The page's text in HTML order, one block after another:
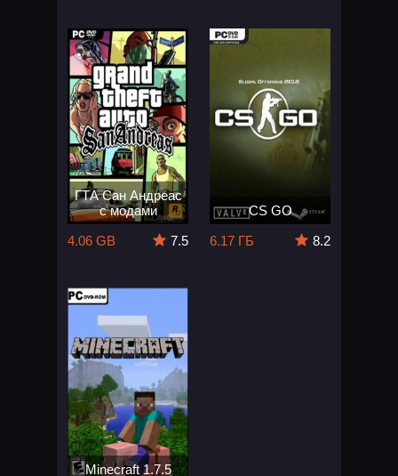
ГТА Сан Андреас
с модами
4.06 GB
7.5
CS GO
6.17 ГБ
8.2
Minecraft 1.7.5